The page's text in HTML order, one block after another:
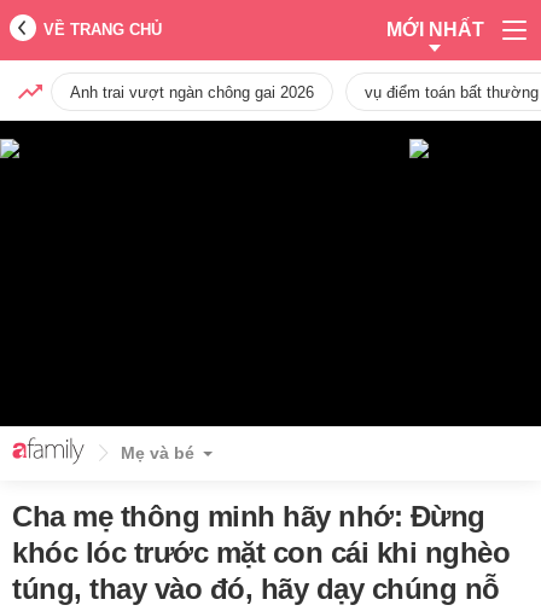
VỀ TRANG CHỦ MỚI NHẤT
Anh trai vượt ngàn chông gai 2026 vụ điểm toán bất
Mẹ và bé
Cha mẹ thông minh hãy nhớ: Đừng
khóc lóc trước mặt con cái khi nghèo
túng, thay vào đó, hãy dạy chúng nỗ